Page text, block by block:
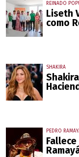
REINADO
Liseth
como
SHAKIRA
PEDRO